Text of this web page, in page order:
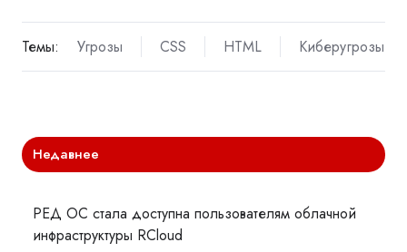
Темы: Угрозы CSS HTML Киберугрозы
Недавнее
РЕД ОС стала доступна пользователям облачной
инфраструктуры RCloud